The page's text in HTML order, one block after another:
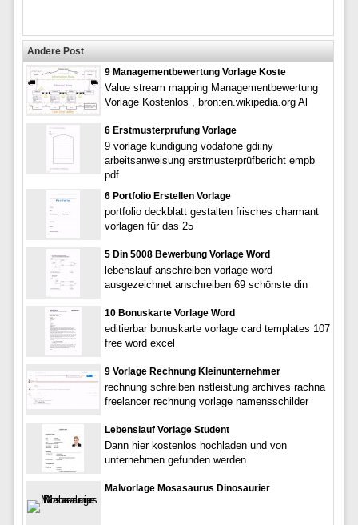
Andere Post
9 Managementbewertung Vorlage Koste
Value stream mapping Managementbewertung
Vorlage Kostenlos , bron:en.wikipedia.org Al
6 Erstmusterprufung Vorlage
9 vorlage kundigung vodafone gdiiny
arbeitsanweisung erstmusterprüfbericht empb
pdf
6 Portfolio Erstellen Vorlage
portfolio deckblatt gestalten frisches charmant
vorlagen für das 25
5 Din 5008 Bewerbung Vorlage Word
lebenslauf anschreiben vorlage word
ausgezeichnet anschreiben 69 schönste din
10 Bonuskarte Vorlage Word
editierbar bonuskarte vorlage card templates 107
free word excel
9 Vorlage Rechnung Kleinunternehmer
rechnung schreiben nstleistung archives rachna
freelancer rechnung vorlage namensschilder
Lebenslauf Vorlage Student
Dann hier kostenlos hochladen und von
unternehmen gefunden werden.
Malvorlage Mosasaurus Dinosaurier